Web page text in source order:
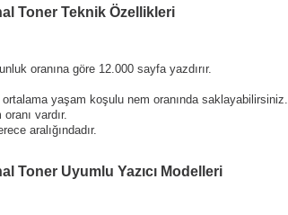
Toner Teknik Özellikleri
oranına göre 12.000 sayfa yazdırır.
yaşam koşulu nem oranında saklayabilirsiniz.
vardır.
aralığındadır.
Toner Uyumlu Yazıcı Modelleri